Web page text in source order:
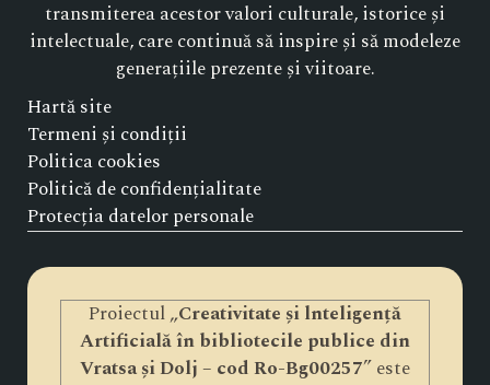
transmiterea acestor valori culturale, istorice și
intelectuale, care continuă să inspire și să modeleze
generațiile prezente și viitoare.
Hartă site
Termeni și condiții
Politica cookies
Politică de confidențialitate
Protecția datelor personale
Proiectul „Creativitate și lnteligență
Artificială în bibliotecile publice din
Vratsa și Dolj – cod Ro-Bg00257” este